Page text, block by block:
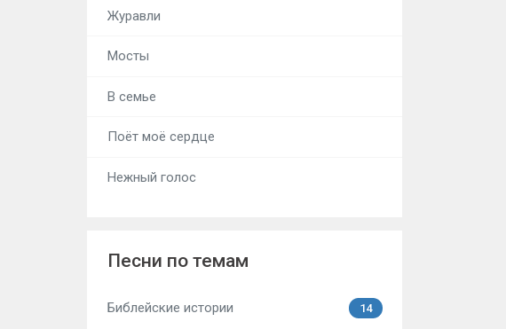
Журавли
Мосты
В семье
Поёт моё сердце
Нежный голос
Песни по темам
Библейские истории 14